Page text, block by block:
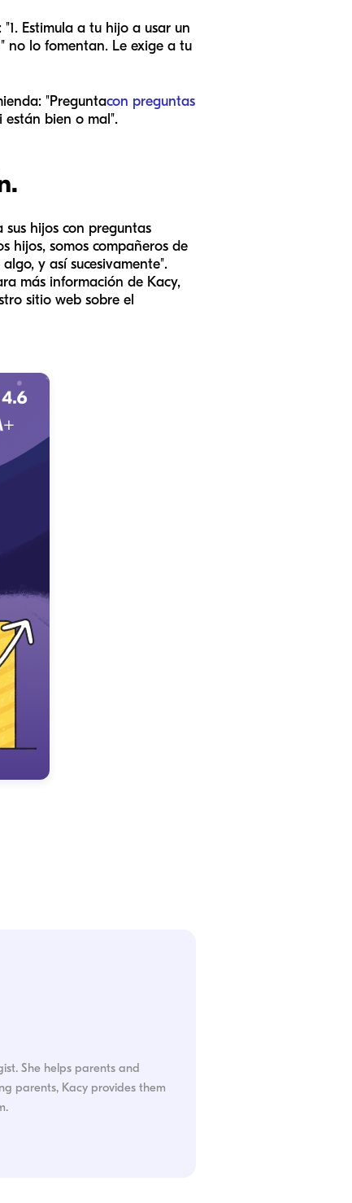
Estimula a tu hijo a usar un
no lo fomentan. Le exige a tu
"Preguntacon preguntas
están bien o mal".
hijos con preguntas
hijos, somos compañeros de
y así sucesivamente".
más información de Kacy,
sitio web sobre el
She helps parents and
parents, Kacy provides them